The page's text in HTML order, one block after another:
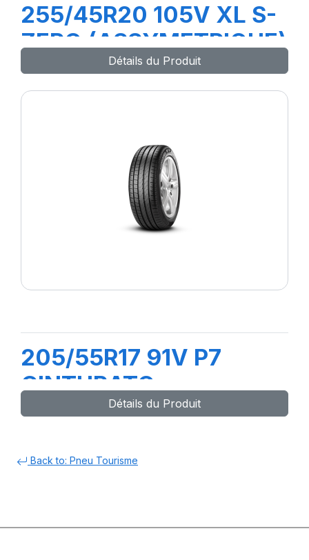
255/45R20 105V XL S-
ZERO (ASSYMETRIQUE)
Détails du Produit
205/55R17 91V P7
CINTURATO
Détails du Produit
Back to: Pneu Tourisme